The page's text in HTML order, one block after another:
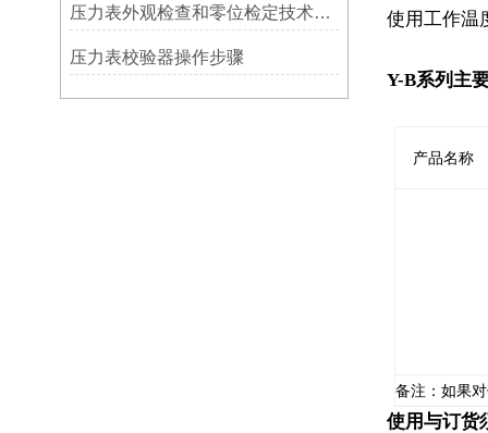
压力表外观检查和零位检定技术要求
压力表校验器操作步骤
使用工作温
Y-B系列主
产品名称
备注：如果
使用与订货